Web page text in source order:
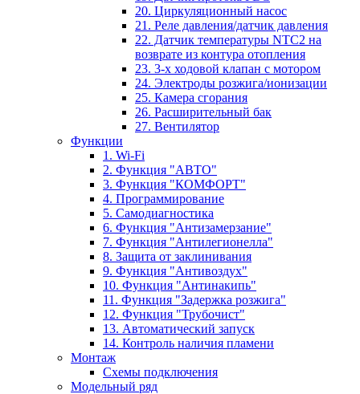
20. Циркуляционный насос
21. Реле давления/датчик давления
22. Датчик температуры NTC2 на
возврате из контура отопления
23. 3-х ходовой клапан с мотором
24. Электроды розжига/ионизации
25. Камера сгорания
26. Расширительный бак
27. Вентилятор
Функции
1. Wi-Fi
2. Функция "АВТО"
3. Функция "КОМФОРТ"
4. Программирование
5. Самодиагностика
6. Функция "Антизамерзание"
7. Функция "Антилегионелла"
8. Защита от заклинивания
9. Функция "Антивоздух"
10. Функция "Антинакипь"
11. Функция "Задержка розжига"
12. Функция "Трубочист"
13. Автоматический запуск
14. Контроль наличия пламени
Монтаж
Схемы подключения
Модельный ряд